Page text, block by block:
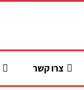
צרו קשר